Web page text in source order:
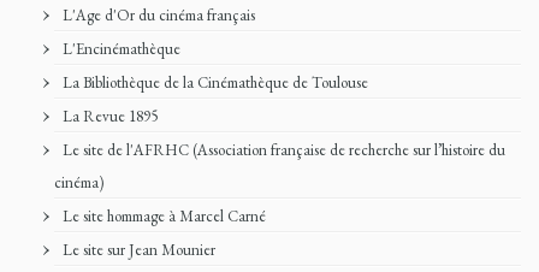
L'Age d'Or du cinéma français
L'Encinémathèque
La Bibliothèque de la Cinémathèque de Toulouse
La Revue 1895
Le site de l'AFRHC (Association française de recherche sur l’histoire du
cinéma)
Le site hommage à Marcel Carné
Le site sur Jean Mounier